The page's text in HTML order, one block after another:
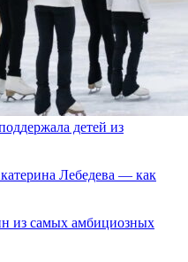
детей из
Лебедева — как
из самых амбициозных